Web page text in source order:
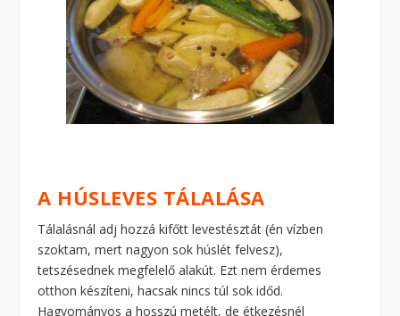
A HÚSLEVES TÁLALÁSA
Tálalásnál adj hozzá kifőttlevestésztát (én vízben
szoktam, mert nagyon sok húslét felvesz),
tetszésednek megfelelő alakút. Ezt nem érdemes
otthon készíteni, hacsak nincs túl sok időd.
Hagyományos a hosszú metélt, de étkezésnél